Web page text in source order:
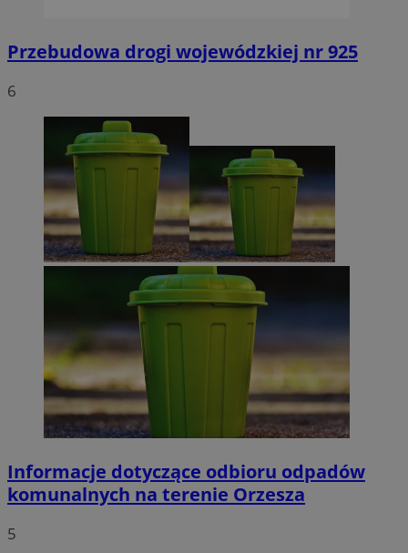
Przebudowa drogi wojewódzkiej nr 925
6
Informacje dotyczące odbioru odpadów
komunalnych na terenie Orzesza
5